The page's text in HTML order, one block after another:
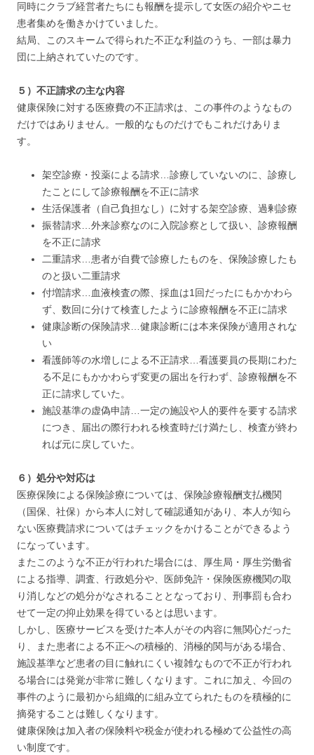
同時にクラブ経営者たちにも報酬を提示して女医の紹介やニセ
患者集めを働きかけていました。
結局、このスキームで得られた不正な利益のうち、一部は暴力
団に上納されていたのです。
５）不正請求の主な内容
健康保険に対する医療費の不正請求は、この事件のようなもの
だけではありません。一般的なものだけでもこれだけありま
す。
架空診療・投薬による請求…診療していないのに、診療し
たことにして診療報酬を不正に請求
生活保護者（自己負担なし）に対する架空診療、過剰診療
振替請求…外来診察なのに入院診察として扱い、診療報酬
を不正に請求
二重請求…患者が自費で診療したものを、保険診療したも
のと扱い二重請求
付増請求…血液検査の際、採血は1回だったにもかかわら
ず、数回に分けて検査したように診療報酬を不正に請求
健康診断の保険請求…健康診断には本来保険が適用されな
い
看護師等の水増しによる不正請求…看護要員の長期にわた
る不足にもかかわらず変更の届出を行わず、診療報酬を不
正に請求していた。
施設基準の虚偽申請…一定の施設や人的要件を要する請求
につき、届出の際行われる検査時だけ満たし、検査が終わ
れば元に戻していた。
６）処分や対応は
医療保険による保険診療については、保険診療報酬支払機関
（国保、社保）から本人に対して確認通知があり、本人が知ら
ない医療費請求についてはチェックをかけることができるよう
になっています。
またこのような不正が行われた場合には、厚生局・厚生労働省
による指導、調査、行政処分や、医師免許・保険医療機関の取
り消しなどの処分がなされることとなっており、刑事罰も合わ
せて一定の抑止効果を得ているとは思います。
しかし、医療サービスを受けた本人がその内容に無関心だった
り、また患者による不正への積極的、消極的関与がある場合、
施設基準など患者の目に触れにくい複雑なもので不正が行われ
る場合には発覚が非常に難しくなります。これに加え、今回の
事件のように最初から組織的に組み立てられたものを積極的に
摘発することは難しくなります。
健康保険は加入者の保険料や税金が使われる極めて公益性の高
い制度です。